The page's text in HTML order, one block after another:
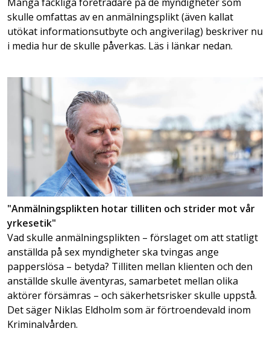
skulle omfattas av en anmälningsplikt (även kallat
utökat informationsutbyte och angiverilag) beskriver nu
i media hur de skulle påverkas. Läs i länkar nedan.
"Anmälningsplikten hotar tilliten och strider mot vår
yrkesetik"
Vad skulle anmälningsplikten – förslaget om att statligt
anställda på sex myndigheter ska tvingas ange
papperslösa – betyda? Tilliten mellan klienten och den
anställde skulle äventyras, samarbetet mellan olika
aktörer försämras – och säkerhetsrisker skulle uppstå.
Det säger Niklas Eldholm som är förtroendevald inom
Kriminalvården.